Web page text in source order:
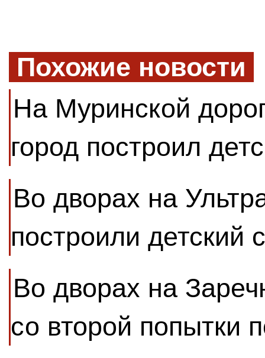
Похожие новости
На Муринской
город построил
Во дворах на
построили детский
Во дворах на
со второй попытки